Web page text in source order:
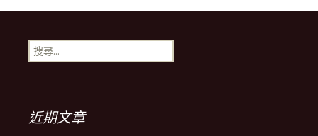
導
覽
列
搜
尋
近期文章